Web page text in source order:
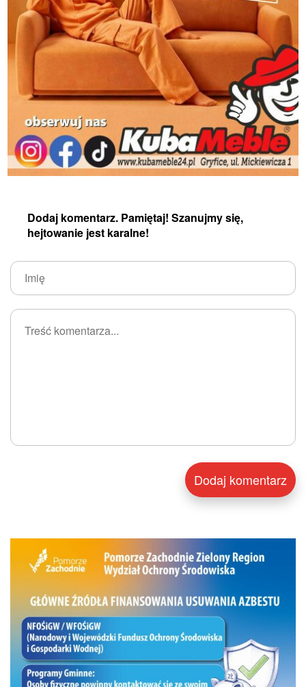
Dodaj komentarz. Pamiętaj! Szanujmy się,
hejtowanie jest karalne!